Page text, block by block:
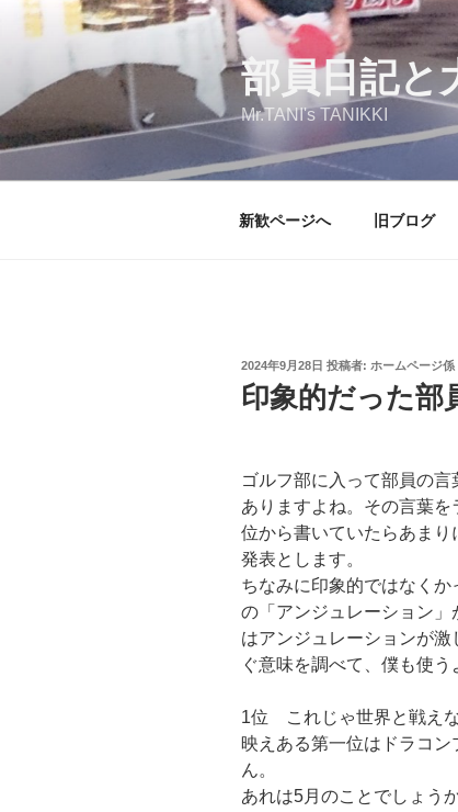
ツ
へ
部員日記と
Mr.TANI's TANIKKI
新歓ページへ 旧ブログ
投
稿
日:
2024年9月28日 投稿者: ホームページ係
印象的だった部
ゴルフ部に入って部員の
ありますよね。その言葉
位から書いていたらあま
発表とします。
ちなみに印象的ではなく
の「アンジュレーション
はアンジュレーションが
ぐ意味を調べて、僕も使う
1位 これじゃ世界と戦え
映えある第一位はドラコ
ん。
あれは5月のことでしょう